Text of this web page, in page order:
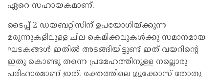
ഏറെ സഹായകമാണ്.
ടൈപ്പ് 2 ഡയബറ്റിസിന് ഉപയോഗിയ്ക്കുന്ന
മരുന്നുകളിലുളള ചില കെമിക്കലുകൾക്കു സമാനമായ
ഘടകങ്ങൾ ഇതിൽ അടങ്ങിയിട്ടുണ്ട് ഇത് വയറിന്റെ
ഇതു കൊണ്ടു തന്നെ പ്രമേഹത്തിനുളള നല്ലൊരു
പരിഹാരമാണ് ഇത്. രക്തത്തിലെ ഗ്ലൂക്കോസ് തോതു